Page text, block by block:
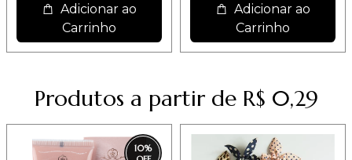
Adicionar ao
Carrinho
Adicionar ao
Carrinho
Produtos a partir de R$ 0,29
10%